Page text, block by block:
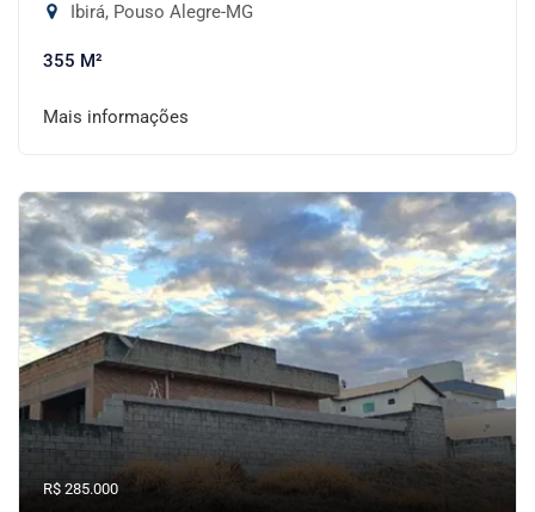
Ibirá, Pouso Alegre-MG
355 M²
Mais informações
R$ 285.000